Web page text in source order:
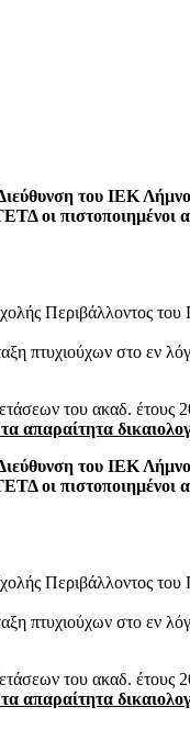
του ΙΕΚ
οι
Περιβάλλοντος
πτυχιούχων στο εν
του ακαδ.
απαραίτητα
του ΙΕΚ
οι
Περιβάλλοντος
πτυχιούχων στο εν
του ακαδ.
απαραίτητα